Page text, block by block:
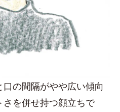
の間隔がやや広い傾向
を併せ持つ顔立ちで